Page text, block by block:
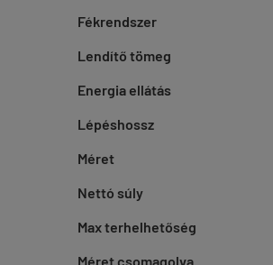
Fékrendszer
Lendítő tömeg
Energia ellátás
Lépéshossz
Méret
Nettó súly
Max terhelhetőség
Méret csomagolva